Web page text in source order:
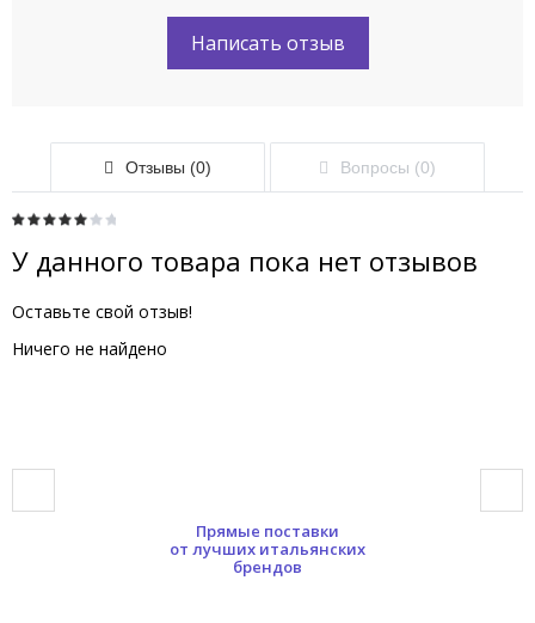
Написать отзыв
Отзывы (0) Вопросы (0)
У данного товара пока нет отзывов
Оставьте свой отзыв!
Ничего не найдено
Прямые поставки
от лучших итальянских
брендов